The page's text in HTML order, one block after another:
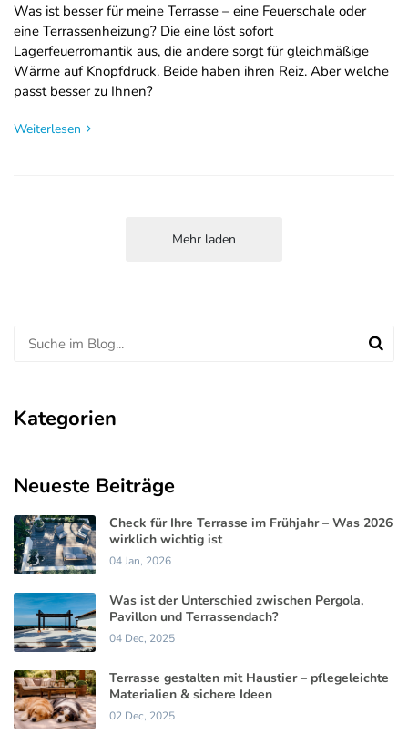
Was ist besser für meine Terrasse – eine Feuerschale oder
eine Terrassenheizung? Die eine löst sofort
Lagerfeuerromantik aus, die andere sorgt für gleichmäßige
Wärme auf Knopfdruck. Beide haben ihren Reiz. Aber welche
passt besser zu Ihnen?
Weiterlesen
Mehr laden
Kategorien
Neueste Beiträge
Check für Ihre Terrasse im Frühjahr – Was 2026
wirklich wichtig ist
04 Jan, 2026
Was ist der Unterschied zwischen Pergola,
Pavillon und Terrassendach?
04 Dec, 2025
Terrasse gestalten mit Haustier – pflegeleichte
Materialien & sichere Ideen
02 Dec, 2025